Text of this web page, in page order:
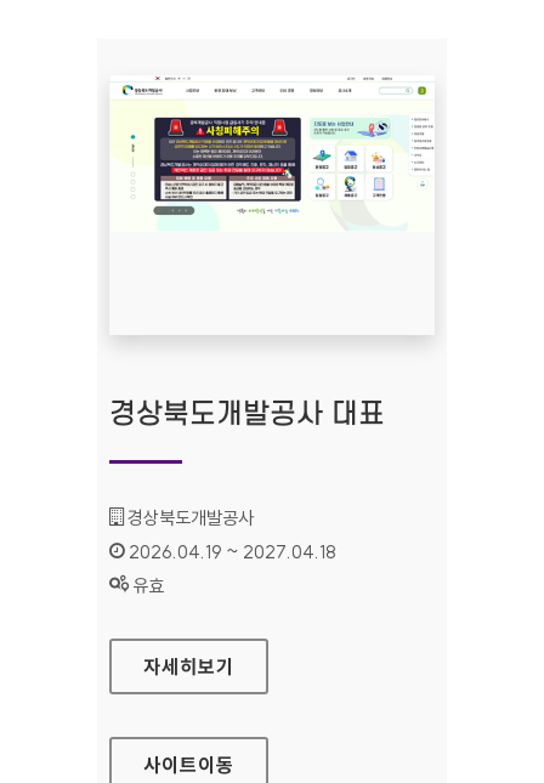
경상북도개발공사 대표
기관명 :
경상북도개발공사
인증기간 :
2026.04.19 ~ 2027.04.18
상태 :
유효
경상북도개발공사 대표
자세히보기
사이트이동